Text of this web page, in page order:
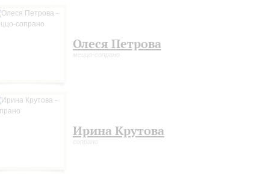
Олеся Петрова
меццо-сопрано
Ирина Крутова
сопрано